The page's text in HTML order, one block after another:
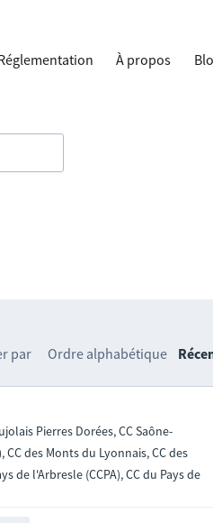
À propos
par Ordre alphabétique
Pierres Dorées, CC Saône-
CC des Monts du Lyonnais, CC des
de l'Arbresle (CCPA), CC du Pays de